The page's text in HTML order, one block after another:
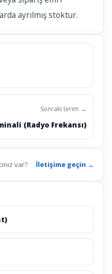
ayrılmış stoktur.
Sonraki terim →
(Radyo Frekansı)
var? İletişime geçin →